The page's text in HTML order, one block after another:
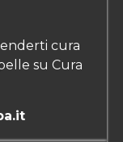
cura
su Cura